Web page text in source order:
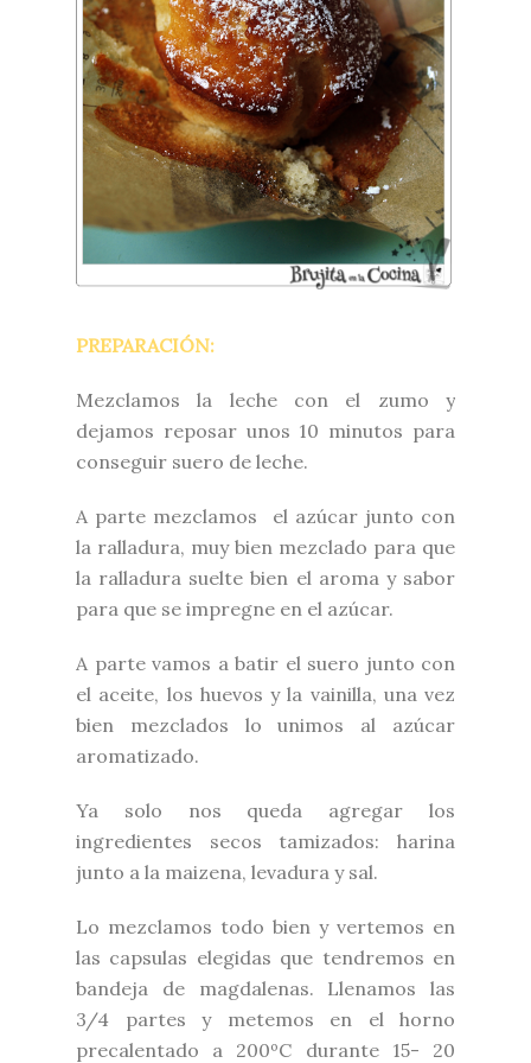
PREPARACIÓN:
Mezclamos la leche con el zumo y
dejamos reposar unos 10 minutos para
conseguir suero de leche.
A parte mezclamos el azúcar junto con
la ralladura, muy bien mezclado para que
la ralladura suelte bien el aroma y sabor
para que se impregne en el azúcar.
A parte vamos a batir el suero junto con
el aceite, los huevos y la vainilla, una vez
bien mezclados lo unimos al azúcar
aromatizado.
Ya solo nos queda agregar los
ingredientes secos tamizados: harina
junto a la maizena, levadura y sal.
Lo mezclamos todo bien y vertemos en
las capsulas elegidas que tendremos en
bandeja de magdalenas. Llenamos las
3/4 partes y metemos en el horno
precalentado a 200ºC durante 15- 20